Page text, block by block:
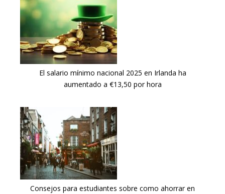
El salario mínimo nacional 2025 en Irlanda ha
aumentado a €13,50 por hora
Consejos para estudiantes sobre como ahorrar en